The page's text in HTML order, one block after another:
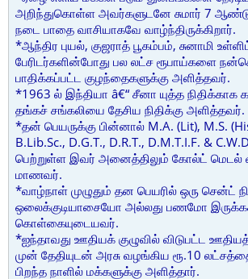
அறிந்துகொள்ள அவர்களுடனே சுமார் 7
நடை பாதை வாசியாகவே வாழ்ந்திருக்கிறார்.
*ஆந்திர புயல், குஜராத் பூகம்பம், சுனாமி
பேரிடர்களின்போது பல லட்ச ரூபாய்களை
பாதிக்கப்பட்ட குழந்தைகளுக்கு அளித்தவர்.
*1963 ல் இந்தியா â€“ சீனா யுத்த நிதிக்காக
தங்கச் சங்கலியை தேசிய நிதிக்கு அளித்தவர்.
*தன் பெயருக்கு பின்னால் M.A. (Lit), M.S.
B.Lib.Sc., D.G.T., D.R.T., D.M.T.I.F. &
பெற்றுள்ள இவர் அனைத்திலும் கோல்ட் மெடல்
மாணவர்.
*வாழ்நாள் முழுதும் தன பெயரில் ஒரு சென்ட்
ஒலைக்குடியாசையோ அல்லது பணமோ
கொள்கையுடையவர்.
*ஐந்தாவது ஊதியக் குழுவில் விடுபட்ட
முன் தேதியுடன் அரசு வழங்கிய ரூ.10
பிறந்த நாளில் மக்களுக்கு அளித்தார்.